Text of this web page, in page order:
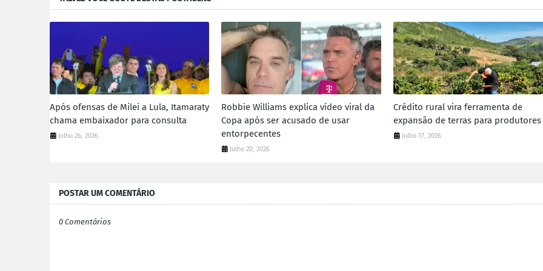
Após ofensas de Milei a Lula, Itamaraty
chama embaixador para consulta
Julho 26, 2026
Robbie Williams explica vídeo viral da
Copa após ser acusado de usar
entorpecentes
Julho 20, 2026
Crédito rural vira ferramenta de
expansão de terras para produtores
Julho 17, 2026
POSTAR UM COMENTÁRIO
0 Comentários